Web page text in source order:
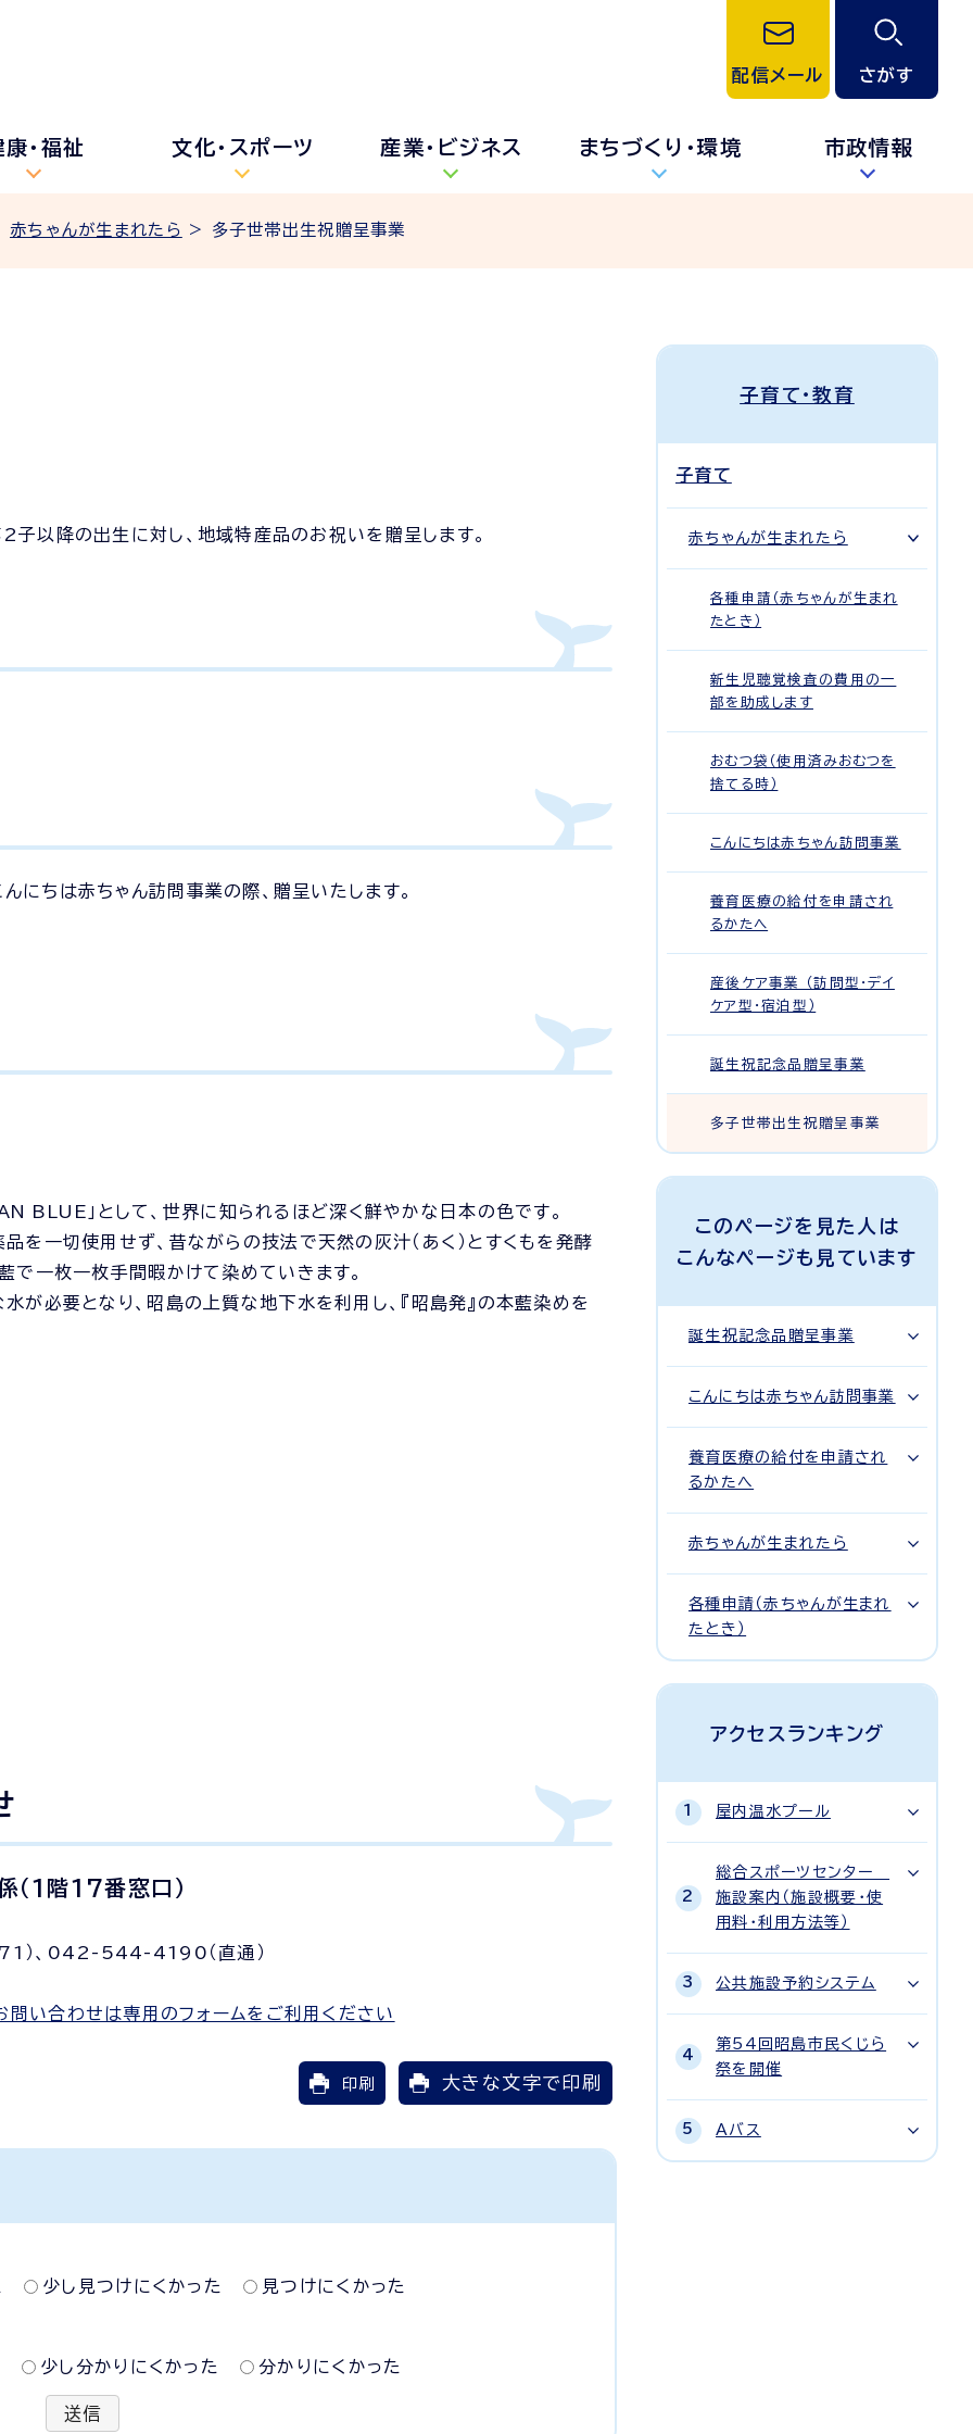
配信メール さがす
康・福祉 文化・スポーツ 産業・ビジネス まちづくり・環境 市政情報
赤ちゃんが生まれたら > 多子世帯出生祝贈呈事業
以降の出生に対し、地域特産品のお祝いを贈呈します。
にちは赤ちゃん訪問事業の際、贈呈いたします。
BLUE 」として、世界に知られるほど深く鮮やかな日本の色です。
を一切使用せず、昔ながらの技法で天然の灰汁（あく）とすくもを発酵
で一枚一枚手間暇かけて染めていきます。
が必要となり、昭島の上質な地下水を利用し、『昭島発』の本藍染めを
（1階17番窓口）
）、042-544-4190（直通）
い合わせは専用のフォームをご利用ください
印刷 大きな文字で印刷
少し見つけにくかった 見つけにくかった
少し分かりにくかった 分かりにくかった
送信
子育て・教育
子育て
赤ちゃんが生まれたら
各種申請（赤ちゃんが生まれ
たとき）
新生児聴覚検査の費用の一
部を助成します
おむつ袋（使用済みおむつを
捨てる時）
こんにちは赤ちゃん訪問事業
養育医療の給付を申請され
るかたへ
産後ケア事業 （訪問型・デイ
ケア型・宿泊型）
誕生祝記念品贈呈事業
多子世帯出生祝贈呈事業
このページを見た人は
こんなページも見ています
誕生祝記念品贈呈事業
こんにちは赤ちゃん訪問事業
養育医療の給付を申請され
るかたへ
赤ちゃんが生まれたら
各種申請（赤ちゃんが生まれ
たとき）
アクセスランキング
屋内温水プール
総合スポーツセンター
施設案内（施設概要・使
用料・利用方法等）
公共施設予約システム
第54回昭島市民くじら
祭を開催
Aバス